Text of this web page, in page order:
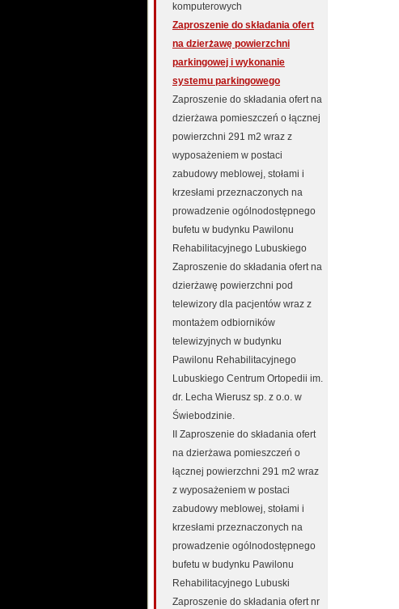
komputerowych
Zaproszenie do składania ofert
na dzierżawę powierzchni
parkingowej i wykonanie
systemu parkingowego
Zaproszenie do składania ofert na
dzierżawa pomieszczeń o łącznej
powierzchni 291 m2 wraz z
wyposażeniem w postaci
zabudowy meblowej, stołami i
krzesłami przeznaczonych na
prowadzenie ogólnodostępnego
bufetu w budynku Pawilonu
Rehabilitacyjnego Lubuskiego
Zaproszenie do składania ofert na
dzierżawę powierzchni pod
telewizory dla pacjentów wraz z
montażem odbiorników
telewizyjnych w budynku
Pawilonu Rehabilitacyjnego
Lubuskiego Centrum Ortopedii im.
dr. Lecha Wierusz sp. z o.o. w
Świebodzinie.
II Zaproszenie do składania ofert
na dzierżawa pomieszczeń o
łącznej powierzchni 291 m2 wraz
z wyposażeniem w postaci
zabudowy meblowej, stołami i
krzesłami przeznaczonych na
prowadzenie ogólnodostępnego
bufetu w budynku Pawilonu
Rehabilitacyjnego Lubuski
Zaproszenie do składania ofert nr